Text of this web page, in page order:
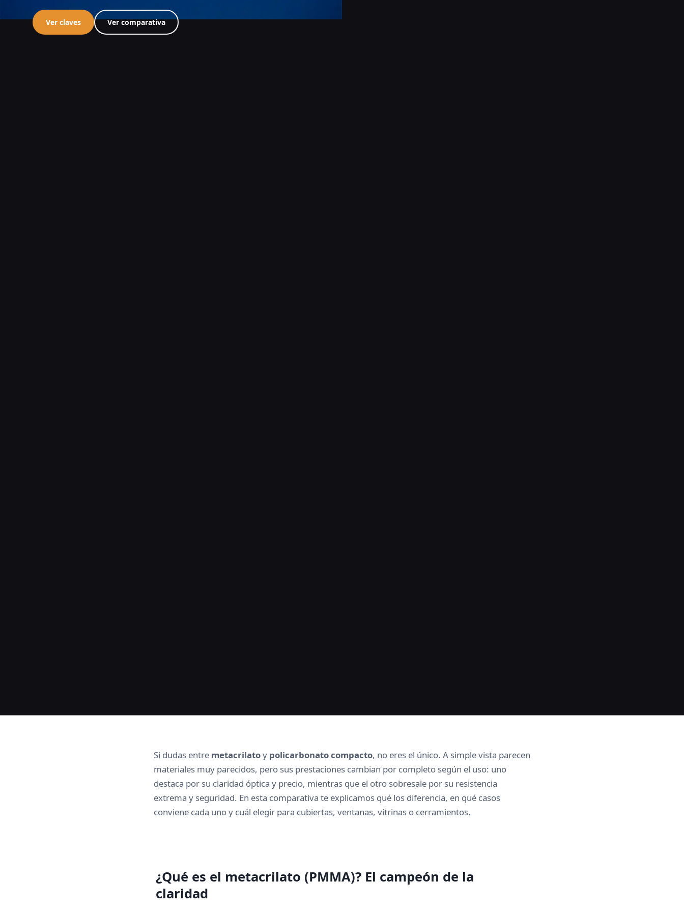
Ver claves Ver comparativa
Si dudas entre metacrilatoy policarbonato compacto, no eres el único. A simple vista parecen
materiales muy parecidos, pero sus prestaciones cambian por completo según el uso: uno
destaca por su claridad óptica y precio, mientras que el otro sobresale por su resistencia
extrema y seguridad. En esta comparativa te explicamos qué los diferencia, en qué casos
conviene cada uno y cuál elegir para cubiertas, ventanas, vitrinas o cerramientos.
¿Qué es el metacrilato (PMMA)? El campeón de la
claridad